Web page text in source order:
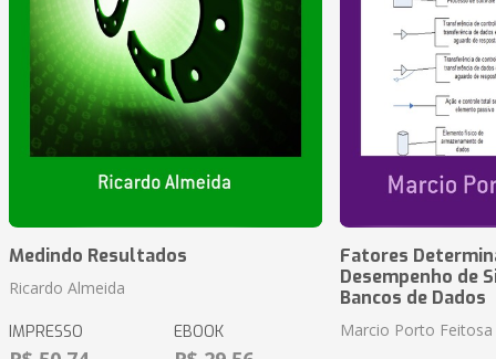
Medindo Resultados
Ricardo Almeida
IMPRESSO EBOOK
Fatores
Desempenho de
Bancos de Dados
Marcio Porto Feitosa